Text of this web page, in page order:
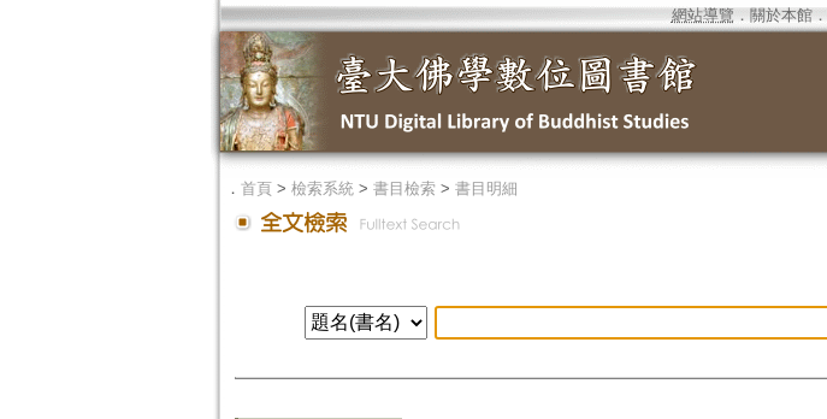
網站導覽 ． 關於本館．
． 首頁> 檢索系統> 書目檢索> 書目明細